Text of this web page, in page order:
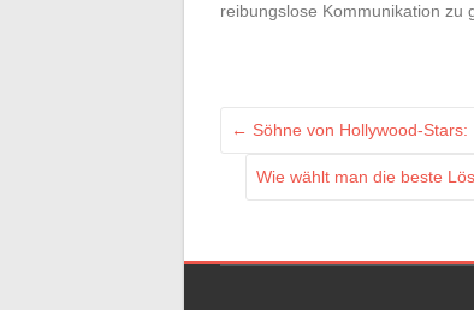
reibungslose Kommunikation zu
← Söhne von Hollywood-
Wie wählt man die beste